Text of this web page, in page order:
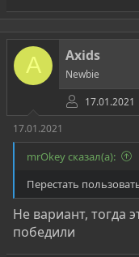
A Axids
Newbie
17.01.2021
17.01.2021
mrOkey сказал(а):
Перестать
Не вариант, тогда
победили